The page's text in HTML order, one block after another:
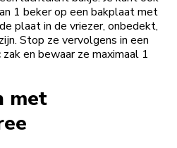
1 beker op een bakplaat met
plaat in de vriezer, onbedekt,
Stop ze vervolgens in een
en bewaar ze maximaal 1
met